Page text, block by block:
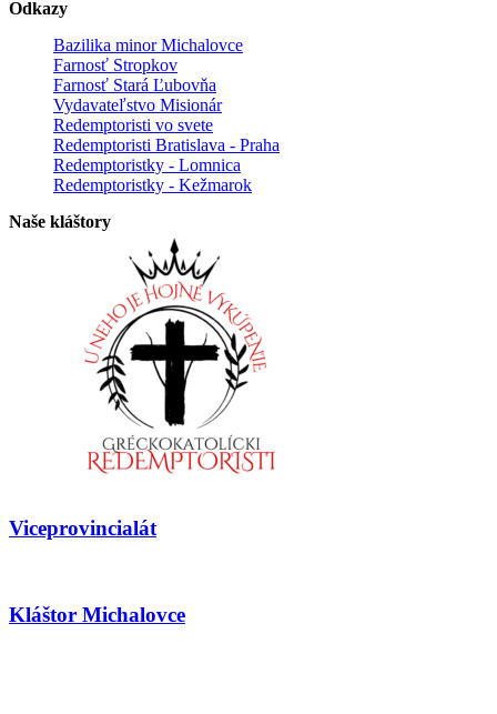
Odkazy
Bazilika minor Michalovce
Farnosť Stropkov
Farnosť Stará Ľubovňa
Vydavateľstvo Misionár
Redemptoristi vo svete
Redemptoristi Bratislava - Praha
Redemptoristky - Lomnica
Redemptoristky - Kežmarok
Naše kláštory
Viceprovincialát
Kláštor Michalovce